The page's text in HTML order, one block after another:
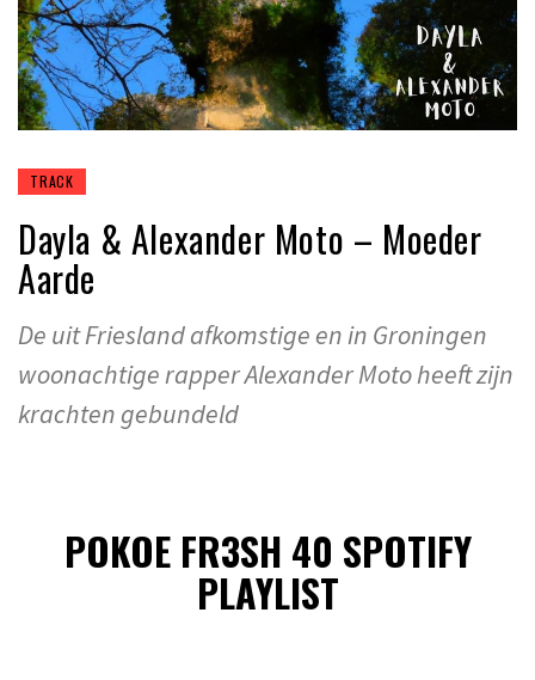
TRACK
Dayla & Alexander Moto – Moeder
Aarde
De uit Friesland afkomstige en in Groningen
woonachtige rapper Alexander Moto heeft zijn
krachten gebundeld
POKOE FR3SH 40 SPOTIFY
PLAYLIST